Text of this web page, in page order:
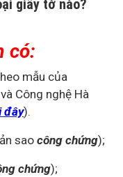
giấy tờ nào?
có:
mẫu của
Công nghệ Hà
đây).
saocông chứng);
chứng);